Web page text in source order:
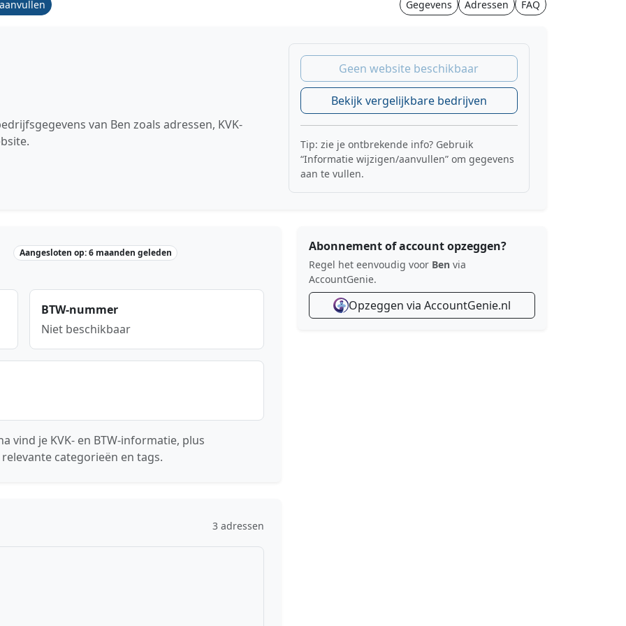
Gegevens Adressen FAQ
van Ben zoals adressen, KVK-
Geen website beschikbaar
Bekijk vergelijkbare bedrijven
Tip: zie je ontbrekende info? Gebruik
“Informatie wijzigen/aanvullen” om gegevens
aan te vullen.
Aangesloten op: 6 maanden geleden
BTW-nummer
Niet beschikbaar
vind je KVK- en BTW-informatie, plus
categorieën en tags.
3 adressen
Abonnement of account opzeggen?
Regel het eenvoudig voor Ben via
AccountGenie.
Opzeggen via AccountGenie.nl